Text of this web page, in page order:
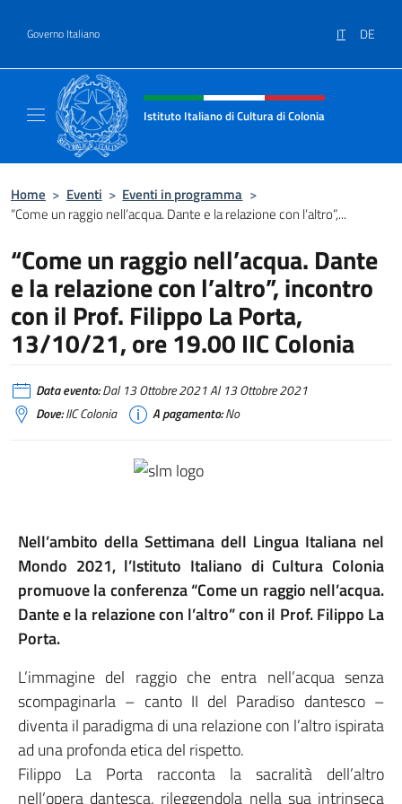
Governo Italiano IT DE
Intestazione sito, social e menù
Istituto Italiano di Cultura di Colonia
Home > Eventi > Eventi in programma >
“Come un raggio nell’acqua. Dante e la relazione con l’altro”,...
“Come un raggio nell’acqua. Dante
e la relazione con l’altro”, incontro
con il Prof. Filippo La Porta,
13/10/21, ore 19.00 IIC Colonia
Data evento:Dal 13 Ottobre 2021 Al 13 Ottobre 2021
Dove:IIC Colonia A pagamento:No
Nell’ambito della Settimana dell Lingua Italiana nel
Mondo 2021, l’Istituto Italiano di Cultura Colonia
promuove la conferenza “Come un raggio nell’acqua.
Dante e la relazione con l’altro” con il Prof. Filippo La
Porta.
L’immagine del raggio che entra nell’acqua senza
scompaginarla – canto II del Paradiso dantesco –
diventa il paradigma di una relazione con l’altro ispirata
ad una profonda etica del rispetto.
Filippo La Porta racconta la sacralità dell’altro
nell’opera dantesca, rileggendola nella sua intrinseca